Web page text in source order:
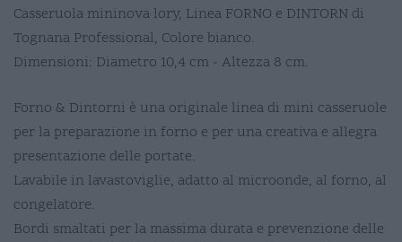
Casseruola mininova lory, Linea FORNO e DINTORN di
Tognana Professional, Colore bianco.
Dimensioni: Diametro 10,4 cm - Altezza 8 cm.
Forno & Dintorni è una originale linea di mini casseruole
per la preparazione in forno e per una creativa e allegra
presentazione delle portate.
Lavabile in lavastoviglie, adatto al microonde, al forno, al
congelatore.
Bordi smaltati per la massima durata e prevenzione delle